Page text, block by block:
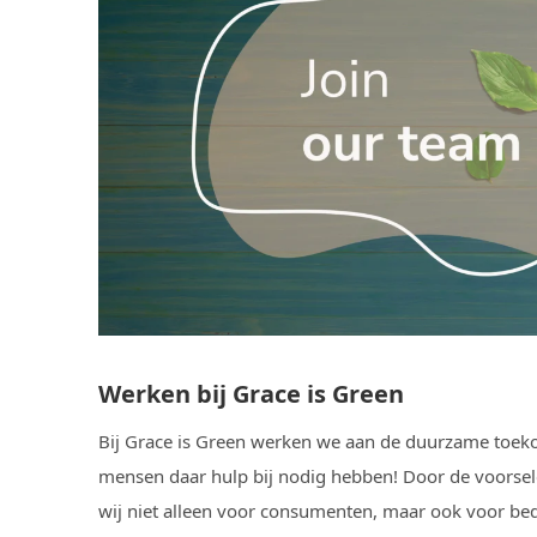
Werken bij Grace is Green
Bij Grace is Green werken we aan de duurzame
mensen daar hulp bij nodig hebben! Door de
wij niet alleen voor consumenten, maar ook voor